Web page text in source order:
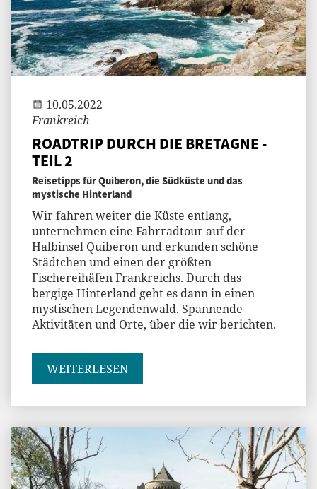
Jenny
10.05.2022
Frankreich
ROADTRIP DURCH DIE BRETAGNE -
TEIL 2
Reisetipps für Quiberon, die Südküste und das
mystische Hinterland
Wir fahren weiter die Küste entlang,
unternehmen eine Fahrradtour auf der
Halbinsel Quiberon und erkunden schöne
Städtchen und einen der größten
Fischereihäfen Frankreichs. Durch das
bergige Hinterland geht es dann in einen
mystischen Legendenwald. Spannende
Aktivitäten und Orte, über die wir berichten.
WEITERLESEN